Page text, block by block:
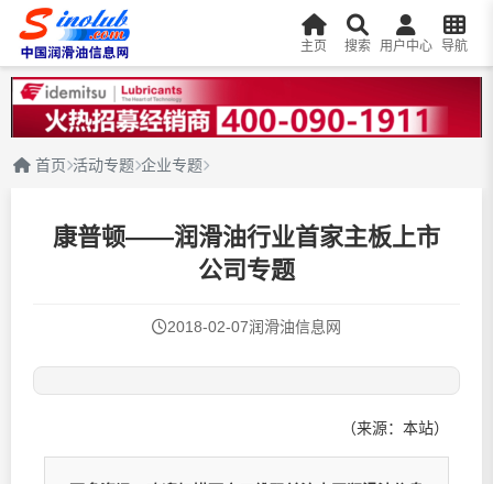
主页 搜索 用户中心 导航
首页 活动专题 企业专题
康普顿——润滑油行业首家主板上市
公司专题
2018-02-07润滑油信息网
（来源：本站）